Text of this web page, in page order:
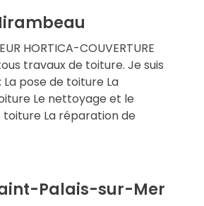
HORTICA-COUVERTURE
travaux de toiture. Je suis
La pose de toiture La
Le nettoyage et le
toiture La réparation de
Palais-sur-Mer